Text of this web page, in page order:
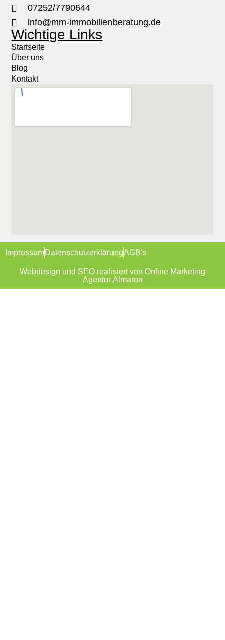
07252/7790644
info@mm-immobilienberatung.de
Wichtige Links
Startseite
Über uns
Blog
Kontakt
Webdesign und SEO realisiert von Online Marketing
Agentur Almaron
ImpressumDatenschutzerklärungAGB's